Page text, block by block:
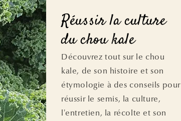
Réussir la culture
du chou kale
Découvrez tout sur le chou
kale, de son histoire et son
étymologie à des conseils pour
réussir le semis, la culture,
l'entretien, la récolte et son